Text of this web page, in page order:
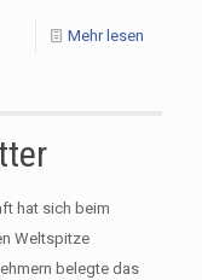
Mehr lesen
hat sich beim
Weltspitze
belegte das